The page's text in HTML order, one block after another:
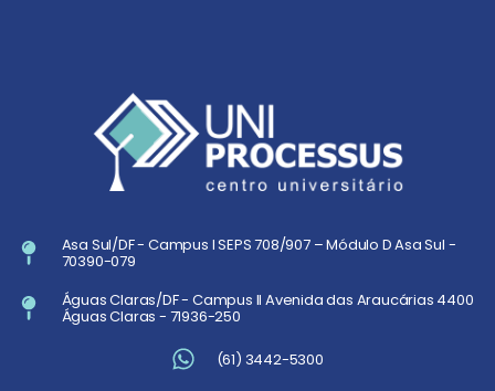
Asa Sul/DF - Campus I SEPS 708/907 – Módulo D Asa Sul -
70390-079
Águas Claras/DF - Campus II Avenida das Araucárias 4400
Águas Claras - 71936-250
(61) 3442-5300